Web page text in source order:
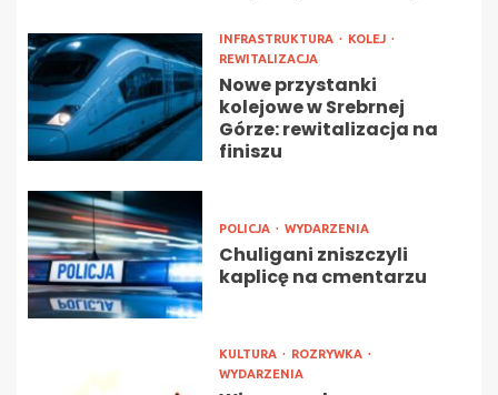
INFRASTRUKTURA
KOLEJ
REWITALIZACJA
Nowe przystanki
kolejowe w Srebrnej
Górze: rewitalizacja na
finiszu
POLICJA WYDARZENIA
Chuligani zniszczyli
kaplicę na cmentarzu
KULTURA
ROZRYWKA
WYDARZENIA